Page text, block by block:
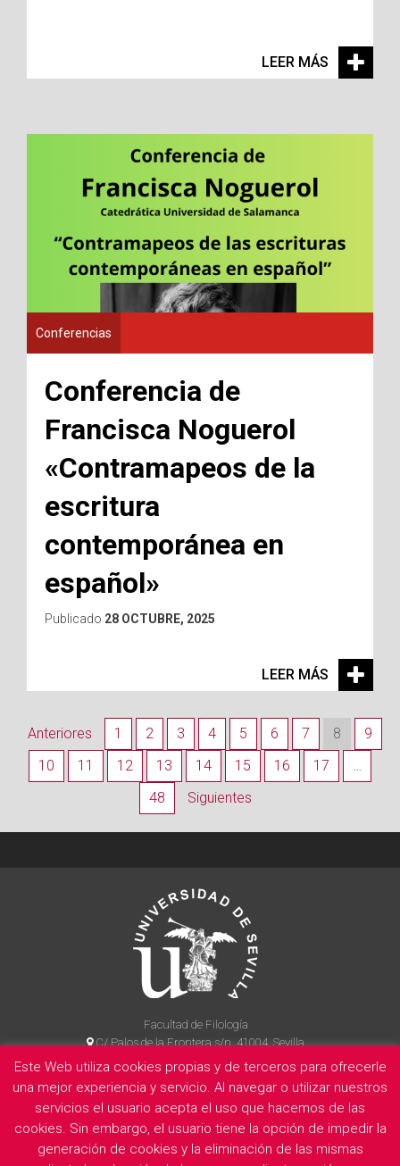
LEER MÁS
Conferencias
Conferencia de
Francisca Noguerol
«Contramapeos de la
escritura
contemporánea en
español»
Publicado 28 OCTUBRE, 2025
LEER MÁS
Anteriores 1 2 3 4 5 6 7 8
9
10
11 12 13 14 15 16 17
…
48
Siguientes
Facultad de Filología
C/ Palos de la Frontera s/n, 41004, Sevilla
954 55 14 90
La Facultad Información legal Politica de privacidad Cookies
E
Este Web utiliza cookies propias y de terceros para ofrecerle
una mejor experiencia y servicio. Al navegar o utilizar nuestros
servicios el usuario acepta el uso que hacemos de las
cookies. Sin embargo, el usuario tiene la opción de impedir la
generación de cookies y la eliminación de las mismas